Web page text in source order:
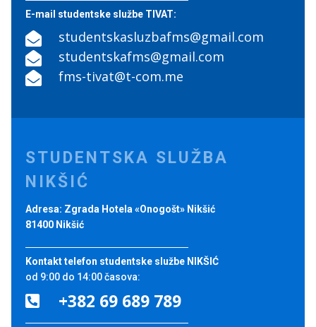
E-mail studentske službe TIVAT:
 studentskasluzbafms@gmail.com
 studentskafms@gmail.com
 fms-tivat@t-com.me
STUDENTSKA SLUŽBA
NIKŠIĆ
Adresa: Zgrada Hotela «Onogošt» Nikšić
81400 Nikšić
Kontakt telefon studentske službe NIKŠIĆ
od 9:00 do 14:00 časova:
 +382 69 689 789